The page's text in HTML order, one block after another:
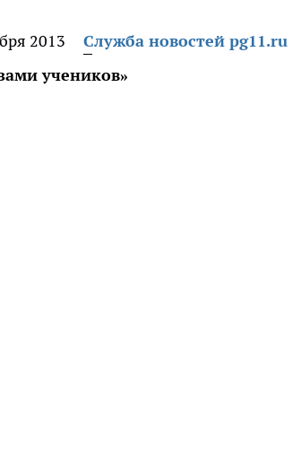
2013
Служба новостей pg11.ru
учеников»